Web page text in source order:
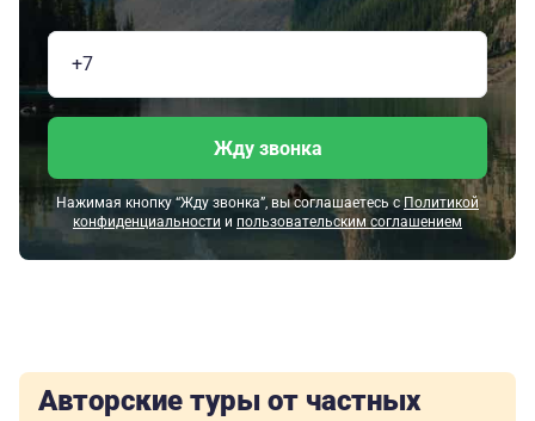
Жду звонка
Нажимая кнопку “Жду звонка”, вы соглашаетесь с Политикой
конфиденциальности и пользовательским соглашением
Авторские туры от частных